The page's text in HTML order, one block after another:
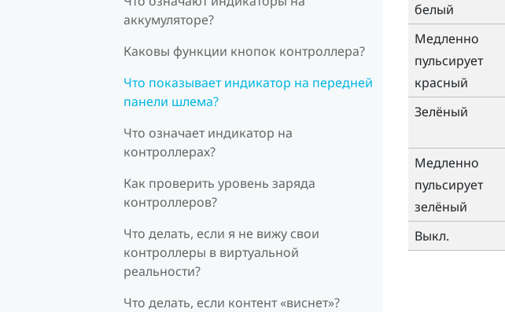
аккумуляторе?
Каковы функции кнопок контроллера?
Что показывает индикатор на передней
панели шлема?
Что означает индикатор на
контроллерах?
Как проверить уровень заряда
контроллеров?
Что делать, если я не вижу свои
контроллеры в виртуальной
реальности?
Что делать, если контент «виснет»?
белый
Медленно
пульсирует
красный
Зелёный
Медленно
пульсирует
зелёный
Выкл.